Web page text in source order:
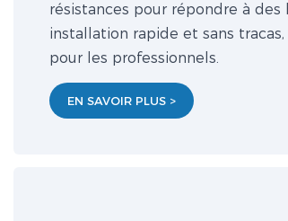
résistances pour répondre à
installation rapide et sans
pour les professionnels.
EN SAVOIR PLUS >